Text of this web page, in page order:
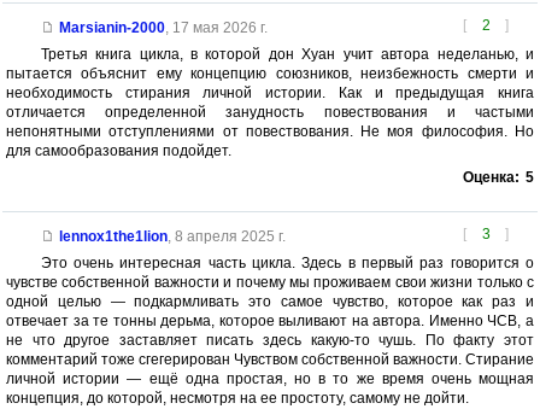
[ 2 ]
Marsianin-2000, 17 мая 2026 г.
Третья книга цикла, в которой дон Хуан учит автора неделанью, и
пытается объяснит ему концепцию союзников, неизбежность смерти и
необходимость стирания личной истории. Как и предыдущая книга
отличается определенной занудность повествования и частыми
непонятными отступлениями от повествования. Не моя философия. Но
для самообразования подойдет.
Оценка: 5
[ 3 ]
lennox1the1lion, 8 апреля 2025 г.
Это очень интересная часть цикла. Здесь в первый раз говорится о
чувстве собственной важности и почему мы проживаем свои жизни только с
одной целью — подкармливать это самое чувство, которое как раз и
отвечает за те тонны дерьма, которое выливают на автора. Именно ЧСВ, а
не что другое заставляет писать здесь какую-то чушь. По факту этот
комментарий тоже сгегерирован Чувством собственной важности. Стирание
личной истории — ещё одна простая, но в то же время очень мощная
концепция, до которой, несмотря на ее простоту, самому не дойти.